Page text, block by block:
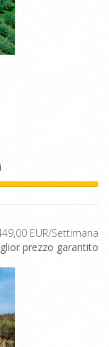
EUR/Settimana
prezzo garantito